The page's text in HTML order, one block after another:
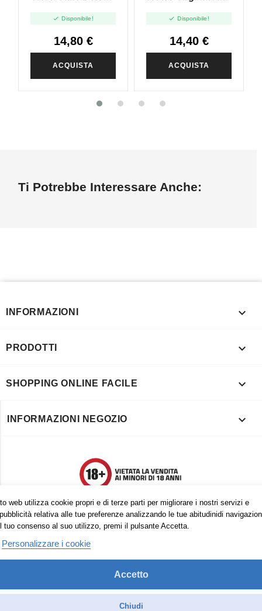
20ml
 Disponibile!
14,80 €
ACQUISTA
Vape - 20ml
 Disponibile!
14,40 €
ACQUISTA
Ti Potrebbe Interessare Anche:
web utilizza cookie propri e di terze parti per migliorare i nostri servizi e
relativa alle tue preferenze analizzando le tue abitudinidi
tuo consenso al suo utilizzo, premi il pulsante Accetta.
Personalizzare i cookie
Accetto
Chiudi
INFORMAZIONI 
PRODOTTI 
SHOPPING ONLINE FACILE 
INFORMAZIONI NEGOZIO 
Trovaci anche su: